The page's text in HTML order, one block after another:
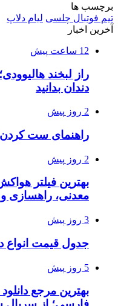
برچسب ها
تیم فوتبال چلسی لیام دلاپ
آخرین اخبار
12 ساعت پیش
راز لبخند
دندان بدانید
2 روز پیش
راهنمای ست
2 روز پیش
بهترین فیلتر
معدنی، راهسازی
3 روز پیش
جدول قیمت انواع
5 روز پیش
بهترین مرجع